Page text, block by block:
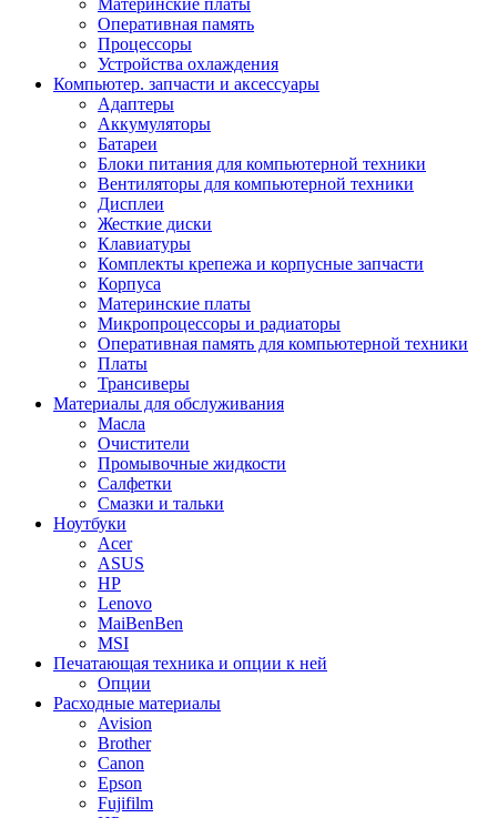
Материнские платы
Оперативная память
Процессоры
Устройства охлаждения
Компьютер. запчасти и аксессуары
Адаптеры
Аккумуляторы
Батареи
Блоки питания для компьютерной техники
Вентиляторы для компьютерной техники
Дисплеи
Жесткие диски
Клавиатуры
Комплекты крепежа и корпусные запчасти
Корпуса
Материнские платы
Микропроцессоры и радиаторы
Оперативная память для компьютерной техники
Платы
Трансиверы
Материалы для обслуживания
Масла
Очистители
Промывочные жидкости
Салфетки
Смазки и тальки
Ноутбуки
Acer
ASUS
HP
Lenovo
MaiBenBen
MSI
Печатающая техника и опции к ней
Опции
Расходные материалы
Avision
Brother
Canon
Epson
Fujifilm